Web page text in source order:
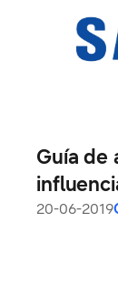
Guía de
20-06-2019